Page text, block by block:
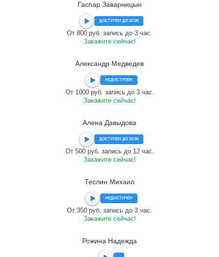
Гаспар Заварницын
ДОСТУПЕН ДО 20:00
От 800 руб. запись до 3 час.
Закажите сейчас!
Александр Медведев
НЕДОСТУПЕН
От 1000 руб. запись до 3 час.
Закажите сейчас!
Алена Давыдова
ДОСТУПЕН ДО 23:00
От 500 руб. запись до 12 час.
Закажите сейчас!
Теслин Михаил
НЕДОСТУПЕН
От 350 руб. запись до 3 час.
Закажите сейчас!
Рожина Надежда